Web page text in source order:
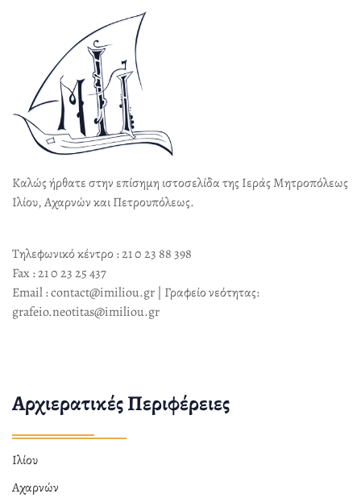
Καλώς ήρθατε στην επίσημη ιστοσελίδα της Ιεράς Μητροπόλεως
Ιλίου, Αχαρνών και Πετρουπόλεως.
Τηλεφωνικό κέντρο : 21 0 23 88 398
Fax : 21 0 23 25 437
Email : contact@imiliou.gr | Γραφείο νεότητας:
grafeio.neotitas@imiliou.gr
Αρχιερατικές Περιφέρειες
Ιλίου
Αχαρνών